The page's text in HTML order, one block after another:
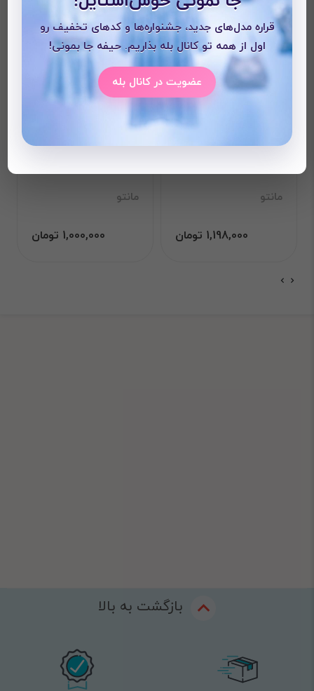
مانتو
1,198,000 تومان
مانتو
1,000,000 تومان
بازگشت به بالا
قراره مدل‌های جدید، جشنواره‌ها و کدهای تخفیف رو
اول از همه تو کانال بله بذاریم. حیفه جا بمونی!
عضویت در کانال بله